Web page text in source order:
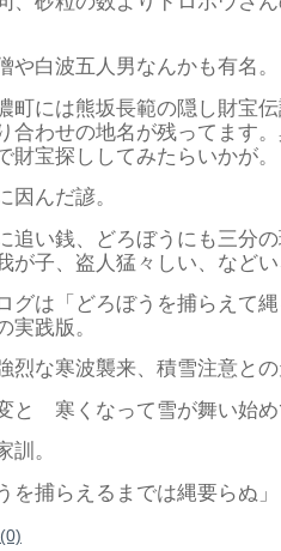
や白波五人男なんかも有名。
町には熊坂長範の隠し財宝
合わせの地名が残ってます
財宝探ししてみたらいかが。
因んだ諺。
追い銭、どろぼうにも三分
が子、盗人猛々しい、など
グは「どろぼうを捕らえて
実践版。
烈な寒波襲来、積雪注意と
と 寒くなって雪が舞い始
訓。
を捕らえるまでは縄要らぬ」